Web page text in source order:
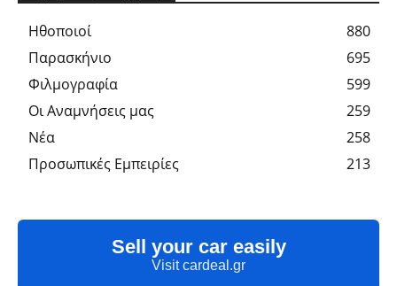
Hθοποιοί
880
Παρασκήνιο
695
Φιλμογραφία
599
Οι Αναμνήσεις μας
259
Νέα
258
Προσωπικές Εμπειρίες
213
Sell your car easily
Visit cardeal.gr